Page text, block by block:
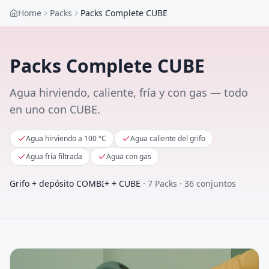
Home Packs Packs Complete CUBE
Packs Complete CUBE
Agua hirviendo, caliente, fría y con gas — todo
en uno con CUBE.
Agua hirviendo a 100 °C
Agua caliente del grifo
Agua fría filtrada
Agua con gas
Grifo + depósito COMBI+ + CUBE · 7 Packs · 36 conjuntos